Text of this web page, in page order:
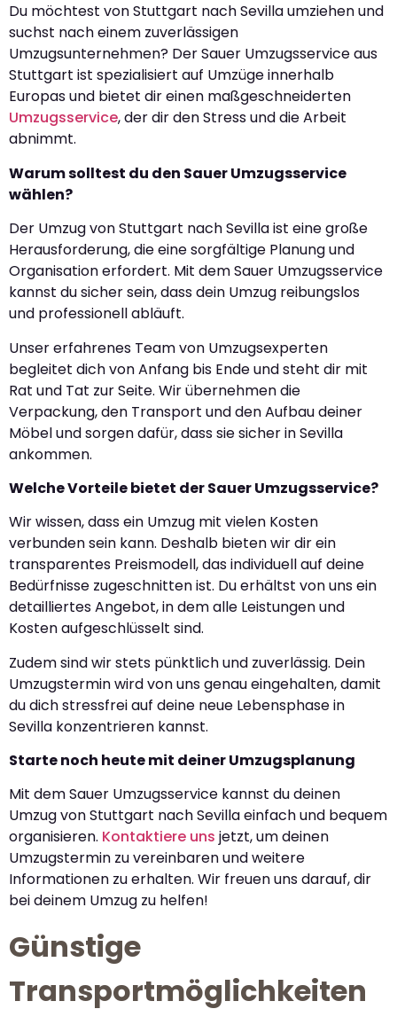
Du möchtest von Stuttgart nach Sevilla umziehen und
suchst nach einem zuverlässigen
Umzugsunternehmen? Der Sauer Umzugsservice aus
Stuttgart ist spezialisiert auf Umzüge innerhalb
Europas und bietet dir einen maßgeschneiderten
Umzugsservice, der dir den Stress und die Arbeit
abnimmt.
Warum solltest du den Sauer Umzugsservice
wählen?
Der Umzug von Stuttgart nach Sevilla ist eine große
Herausforderung, die eine sorgfältige Planung und
Organisation erfordert. Mit dem Sauer Umzugsservice
kannst du sicher sein, dass dein Umzug reibungslos
und professionell abläuft.
Unser erfahrenes Team von Umzugsexperten
begleitet dich von Anfang bis Ende und steht dir mit
Rat und Tat zur Seite. Wir übernehmen die
Verpackung, den Transport und den Aufbau deiner
Möbel und sorgen dafür, dass sie sicher in Sevilla
ankommen.
Welche Vorteile bietet der Sauer Umzugsservice?
Wir wissen, dass ein Umzug mit vielen Kosten
verbunden sein kann. Deshalb bieten wir dir ein
transparentes Preismodell, das individuell auf deine
Bedürfnisse zugeschnitten ist. Du erhältst von uns ein
detailliertes Angebot, in dem alle Leistungen und
Kosten aufgeschlüsselt sind.
Zudem sind wir stets pünktlich und zuverlässig. Dein
Umzugstermin wird von uns genau eingehalten, damit
du dich stressfrei auf deine neue Lebensphase in
Sevilla konzentrieren kannst.
Starte noch heute mit deiner Umzugsplanung
Mit dem Sauer Umzugsservice kannst du deinen
Umzug von Stuttgart nach Sevilla einfach und bequem
organisieren. Kontaktiere uns jetzt, um deinen
Umzugstermin zu vereinbaren und weitere
Informationen zu erhalten. Wir freuen uns darauf, dir
bei deinem Umzug zu helfen!
Günstige
Transportmöglichkeiten